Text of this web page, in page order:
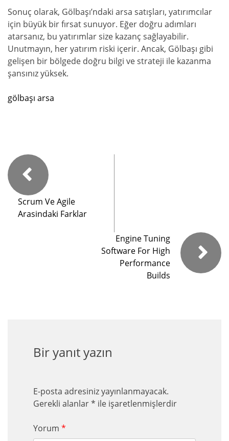
Sonuç olarak, Gölbaşı’ndaki arsa satışları, yatırımcılar
için büyük bir fırsat sunuyor. Eğer doğru adımları
atarsanız, bu yatırımlar size kazanç sağlayabilir.
Unutmayın, her yatırım riski içerir. Ancak, Gölbaşı gibi
gelişen bir bölgede doğru bilgi ve strateji ile kazanma
şansınız yüksek.
gölbaşı arsa
Scrum Ve Agile
Arasindaki Farklar
Engine Tuning
Software For High
Performance
Builds
Bir yanıt yazın
E-posta adresiniz yayınlanmayacak.
Gerekli alanlar* ile işaretlenmişlerdir
Yorum *